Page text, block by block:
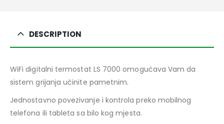
DESCRIPTION
WiFi digitalni termostat LS 7000 omogućava Vam da
sistem grijanja učinite pametnim.
Jednostavno povezivanje i kontrola preko mobilnog
telefona ili tableta sa bilo kog mjesta.